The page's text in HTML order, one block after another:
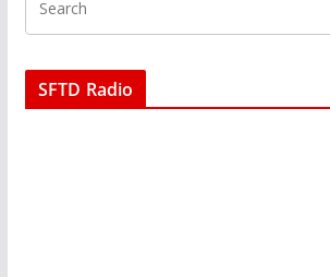
SFTD Radio